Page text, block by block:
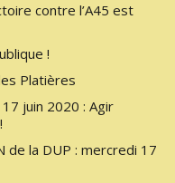
contre l’A45 est
!
Platières
juin 2020 : Agir
de la DUP : mercredi 17